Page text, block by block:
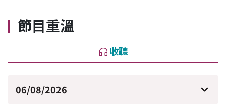
節目重溫
收聽
06/08/2026